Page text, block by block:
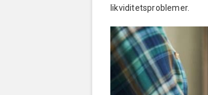
likviditetsproblemer.